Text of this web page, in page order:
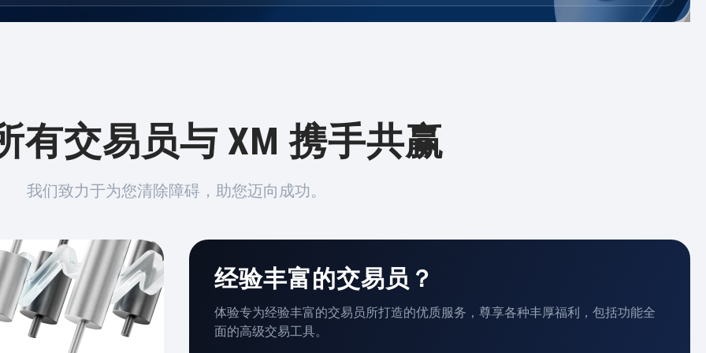
有交易员与 XM 携手共赢
我们致力于为您清除障碍，助您迈向成功。
经验丰富的交易员？
体验专为经验丰富的交易员所打造的优质服务，尊享各种丰厚福利，包括功能全
面的高级交易工具。